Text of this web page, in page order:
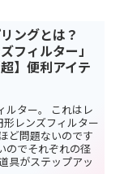
ングとは？
フィルター」
】便利アイテ
ルター。 これはレ
形レンズフィルター
ど問題ないのです
のでそれぞれの径
具がステップアッ